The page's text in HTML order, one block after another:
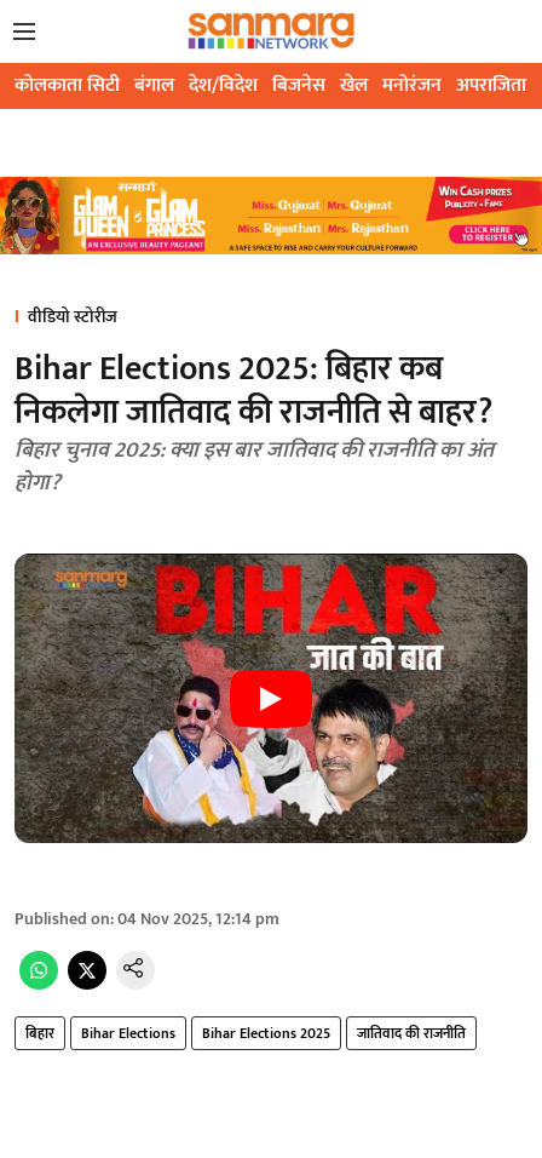
कोलकाता सिटी बंगाल देश/विदेश बिजनेस खेल मनोरंजन अपराजिता
वीडियो स्टोरीज
Bihar Elections 2025: बिहार कब
निकलेगा जातिवाद की राजनीति से बाहर?
बिहार चुनाव 2025: क्या इस बार जातिवाद की राजनीति का अंत
होगा?
Published on:04 Nov 2025, 12:14 pm
बिहार Bihar Elections Bihar Elections 2025 जातिवाद की राजनीति